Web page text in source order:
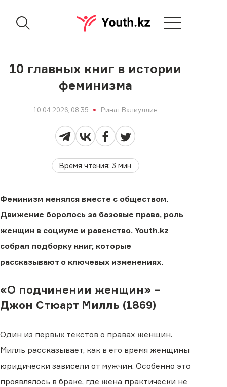
10 главных книг в истории
феминизма
10.04.2026, 08:35 Ринат Валиуллин
Время чтения:3 мин
Феминизм менялся вместе с обществом.
Движение боролось за базовые права, роль
женщин в социуме и равенство. Youth.kz
собрал подборку книг, которые
рассказывают о ключевых изменениях.
«О подчинении женщин» –
Джон Стюарт Милль (1869)
Один из первых текстов о правах женщин.
Милль рассказывает, как в его время женщины
юридически зависели от мужчин. Особенно это
проявлялось в браке, где жена практически не